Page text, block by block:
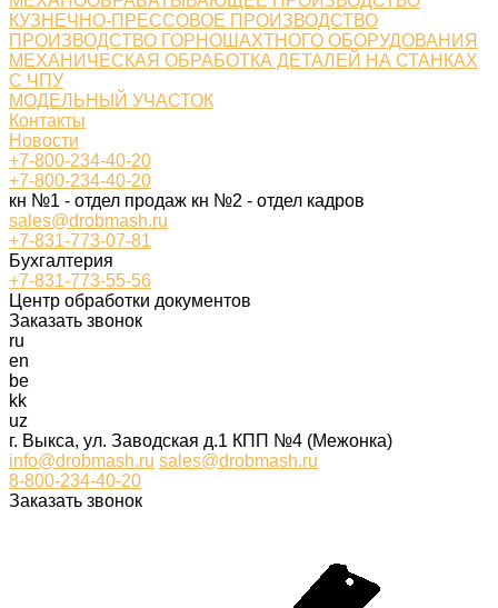
КУЗНЕЧНО-ПРЕССОВОЕ ПРОИЗВОДСТВО
ПРОИЗВОДСТВО ГОРНОШАХТНОГО ОБОРУДОВАНИЯ
МЕХАНИЧЕСКАЯ ОБРАБОТКА ДЕТАЛЕЙ НА СТАНКАХ
С ЧПУ
МОДЕЛЬНЫЙ УЧАСТОК
Контакты
Новости
+7-800-234-40-20
+7-800-234-40-20
кн №1 - отдел продаж кн №2 - отдел кадров
sales@drobmash.ru
+7-831-773-07-81
Бухгалтерия
+7-831-773-55-56
Центр обработки документов
Заказать звонок
ru
en
be
kk
uz
г. Выкса, ул. Заводская д.1 КПП №4 (Межонка)
info@drobmash.ru sales@drobmash.ru
8-800-234-40-20
Заказать звонок